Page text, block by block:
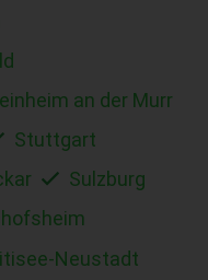
an der Murr
Stuttgart
Sulzburg
Neustadt